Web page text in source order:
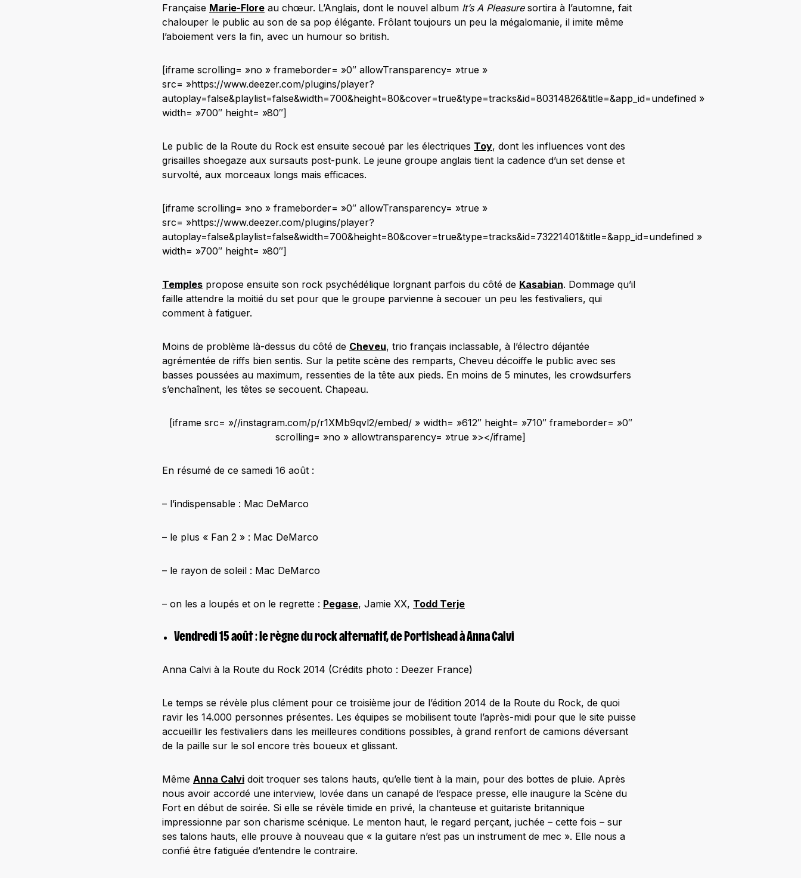
Française Marie-Flore au chœur. L’Anglais, dont le nouvel album It’s A Pleasuresortira à l’automne, fait
chalouper le public au son de sa pop élégante. Frôlant toujours un peu la mégalomanie, il imite même
l’aboiement vers la fin, avec un humour so british.
[iframe scrolling= »no » frameborder= »0″ allowTransparency= »true »
src= »https://www.deezer.com/plugins/player?
autoplay=false&playlist=false&width=700&height=80&cover=true&type=tracks&id=80314826&title=&app_id=undefined »
width= »700″ height= »80″]
Le public de la Route du Rock est ensuite secoué par les électriques Toy, dont les influences vont des
grisailles shoegaze aux sursauts post-punk. Le jeune groupe anglais tient la cadence d’un set dense et
survolté, aux morceaux longs mais efficaces.
[iframe scrolling= »no » frameborder= »0″ allowTransparency= »true »
src= »https://www.deezer.com/plugins/player?
autoplay=false&playlist=false&width=700&height=80&cover=true&type=tracks&id=73221401&title=&app_id=undefined »
width= »700″ height= »80″]
Temples propose ensuite son rock psychédélique lorgnant parfois du côté de Kasabian. Dommage qu’il
faille attendre la moitié du set pour que le groupe parvienne à secouer un peu les festivaliers, qui
comment à fatiguer.
Moins de problème là-dessus du côté de Cheveu, trio français inclassable, à l’électro déjantée
agrémentée de riffs bien sentis. Sur la petite scène des remparts, Cheveu décoiffe le public avec ses
basses poussées au maximum, ressenties de la tête aux pieds. En moins de 5 minutes, les crowdsurfers
s’enchaînent, les têtes se secouent. Chapeau.
[iframe src= »//instagram.com/p/r1XMb9qvl2/embed/ » width= »612″ height= »710″ frameborder= »0″
scrolling= »no » allowtransparency= »true »></iframe]
En résumé de ce samedi 16 août :
– l’indispensable : Mac DeMarco
– le plus « Fan 2 » : Mac DeMarco
– le rayon de soleil : Mac DeMarco
– on les a loupés et on le regrette : Pegase, Jamie XX, Todd Terje
Vendredi 15 août : le règne du rock alternatif, de Portishead à Anna Calvi
Anna Calvi à la Route du Rock 2014 (Crédits photo : Deezer France)
Le temps se révèle plus clément pour ce troisième jour de l’édition 2014 de la Route du Rock, de quoi
ravir les 14.000 personnes présentes. Les équipes se mobilisent toute l’après-midi pour que le site puisse
accueillir les festivaliers dans les meilleures conditions possibles, à grand renfort de camions déversant
de la paille sur le sol encore très boueux et glissant.
Même Anna Calvi doit troquer ses talons hauts, qu’elle tient à la main, pour des bottes de pluie. Après
nous avoir accordé une interview, lovée dans un canapé de l’espace presse, elle inaugure la Scène du
Fort en début de soirée. Si elle se révèle timide en privé, la chanteuse et guitariste britannique
impressionne par son charisme scénique. Le menton haut, le regard perçant, juchée – cette fois – sur
ses talons hauts, elle prouve à nouveau que « la guitare n’est pas un instrument de mec ». Elle nous a
confié être fatiguée d’entendre le contraire.